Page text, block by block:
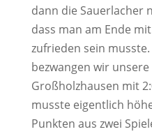
dann die Sauerlacher
dass man am Ende
zufrieden sein
bezwangen wir
Großholzhausen mit
musste eigentlich
Punkten aus zwei